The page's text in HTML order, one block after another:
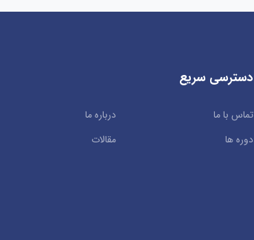
دسترسی سریع
تماس با ما
درباره ما
دوره ها
مقالات